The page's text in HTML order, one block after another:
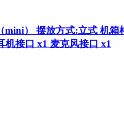
mini） 摆放方式:立式 机
机接口 x1 麦克风接口 x1